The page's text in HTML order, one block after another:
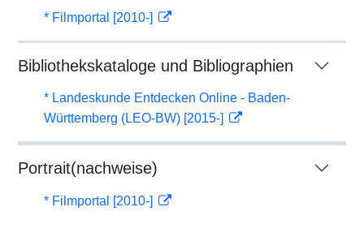
* Filmportal [2010-]
Bibliothekskataloge und Bibliographien
* Landeskunde Entdecken Online - Baden-
Württemberg (LEO-BW) [2015-]
Portrait(nachweise)
* Filmportal [2010-]